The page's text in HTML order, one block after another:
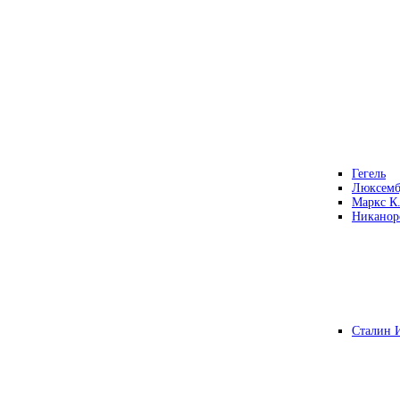
Гегель
Маркс К.
Сталин